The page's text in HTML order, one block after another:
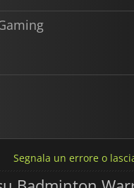
Segnala un errore o